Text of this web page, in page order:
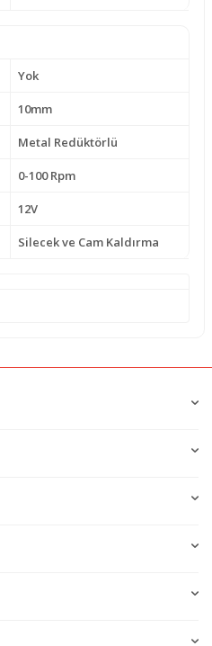
Yok
10mm
Metal Redüktörlü
0-100 Rpm
12V
Silecek ve Cam Kaldırma